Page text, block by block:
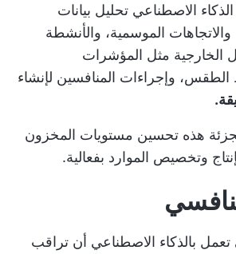
الاصطناعي تحليل بيانات
والاتجاهات الموسمية، والأنشطة
الخارجية مثل المؤشرات
الطقس، وإجراءات المنافسين لإنشاء
هذه تحسين مستويات المخزون
وتخصيص الموارد بفعالية.
تعمل بالذكاء الاصطناعي أن تراقب